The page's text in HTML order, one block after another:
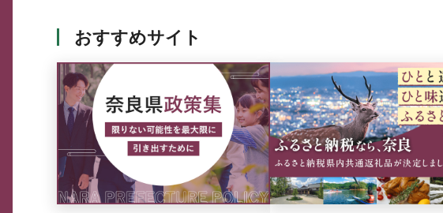
おすすめサイト